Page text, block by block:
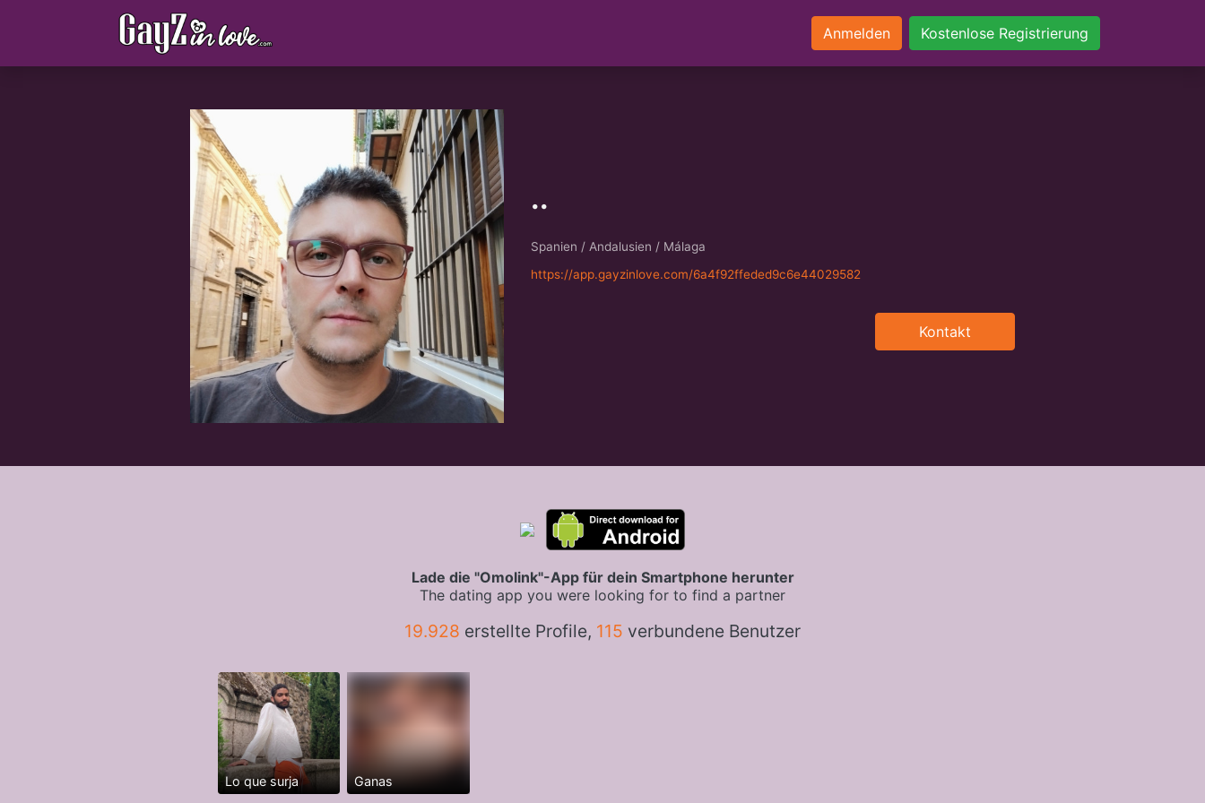
Anmelden Kostenlose Registrierung
..
Spanien / Andalusien / Málaga
https://app.gayzinlove.com/6a4f92ffeded9c6e44029582
Kontakt
Lade die "Omolink"-App für dein Smartphone herunter
The dating app you were looking for to find a partner
19.928 erstellte Profile, 115 verbundene Benutzer
Lo que surja Ganas